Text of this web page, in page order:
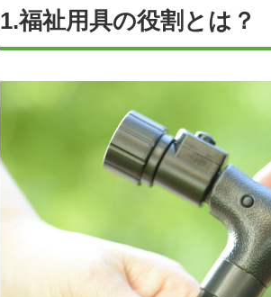
1.福祉用具の役割とは？